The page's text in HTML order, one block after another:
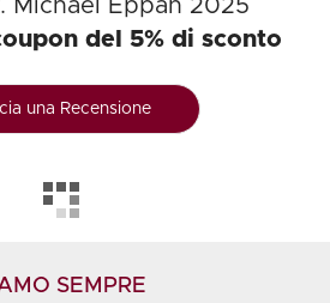
Michael Eppan 2025
del 5% di sconto
una Recensione
SEMPRE